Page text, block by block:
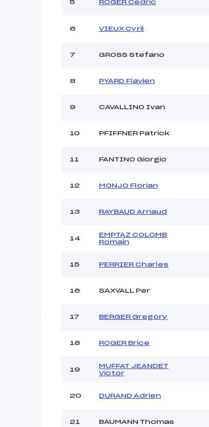
Pénalité appliquée :
5 ROGER Cedric
6 VIEUX Cyril
7 GROSS Stefano
8 PYARD Flavien
9 CAVALLINO Ivan
10 PFIFFNER Patrick
11 FANTINO Giorgio
12 MONJO Florian
13 RAYBAUD Arnaud
14
EMPTAZ COLOMB
Romain
15 PERRIER Charles
16 SAXVALL Per
17 BERGER Gregory
18 ROGER Brice
19
MUFFAT JEANDET
Victor
20 DURAND Adrien
21 BAUMANN Thomas